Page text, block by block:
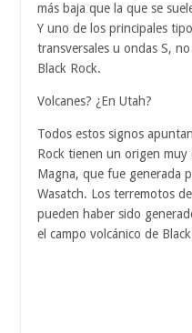
más baja que la que se
Y uno de los principales
transversales u ondas S,
Black Rock.
Volcanes? ¿En Utah?
Todos estos signos
Rock tienen un origen muy
Magna, que fue generada
Wasatch. Los terremotos
pueden haber sido
el campo volcánico de